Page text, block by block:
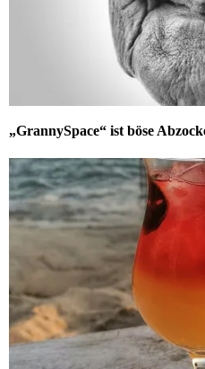
„GrannySpace“ ist böse